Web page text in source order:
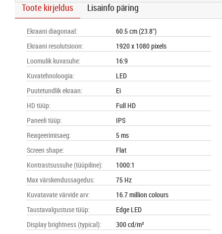
Toote kirjeldus Lisainfo päring
Ekraani diagonaal:
60.5 cm (23.8")
Ekraani resolutsioon:
1920 x 1080 pixels
Loomulik kuvasuhe:
16:9
Kuvatehnoloogia:
LED
Puutetundlik ekraan:
Ei
HD tüüp:
Full HD
Paneeli tüüp:
IPS
Reageerimisaeg:
5 ms
Screen shape:
Flat
Kontrastsussuhe (tüüpiline):
1000:1
Max värskendussagedus:
75 Hz
Kuvatavate värvide arv:
16.7 million colours
Taustavalgustuse tüüp:
Edge LED
Display brightness (typical):
300 cd/m²